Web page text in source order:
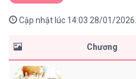
Cập nhật lúc 14:03 28/01/2026.
Chương